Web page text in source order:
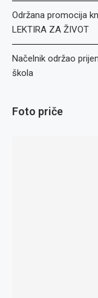
Održana promocija
LEKTIRA ZA ŽIVOT
Načelnik održao
škola
Foto priče